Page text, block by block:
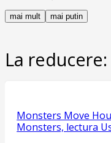
mai mult mai putin
La reducere:
Monsters Move
Monsters, lectura